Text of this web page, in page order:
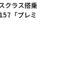
クラス搭乗
「プレミ